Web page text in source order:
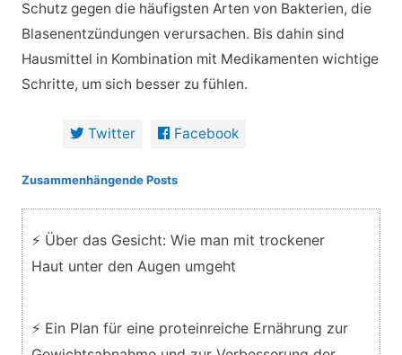
Schutz gegen die häufigsten Arten von Bakterien, die
Blasenentzündungen verursachen. Bis dahin sind
Hausmittel in Kombination mit Medikamenten wichtige
Schritte, um sich besser zu fühlen.
Twitter Facebook
Zusammenhängende Posts
⚡ Über das Gesicht: Wie man mit trockener
Haut unter den Augen umgeht
⚡ Ein Plan für eine proteinreiche Ernährung zur